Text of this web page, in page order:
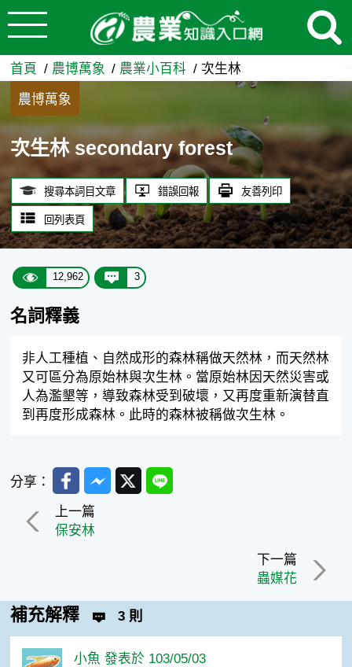
跳到主要內容
次生林 - 農業知識入口網
首頁 農博萬象 農業小百科 次生林
農博萬象
次生林 secondary forest
搜尋本詞目文章 錯誤回報 友善列印
回列表頁
12,962 3
名詞釋義
非人工種植、自然成形的森林稱做天然林，而天然林
又可區分為原始林與次生林。當原始林因天然災害或
人為濫墾等，導致森林受到破壞，又再度重新演替直
到再度形成森林。此時的森林被稱做次生林。
分享： FacebookMessenger
TwitterLine
上一篇
保安林
下一篇
蟲媒花
補充解釋 3 則
小魚 發表於 103/05/03